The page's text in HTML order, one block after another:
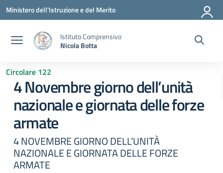
Vai ai contenuti
Vai al menu di navigazione
Vai al footer
Ministero dell'Istruzione e del Merito
Istituto Comprensivo
Nicola Botta
Circolare 122
4 Novembre giorno dell’unità
nazionale e giornata delle forze
armate
4 NOVEMBRE GIORNO DELL’UNITÀ
NAZIONALE E GIORNATA DELLE FORZE
ARMATE